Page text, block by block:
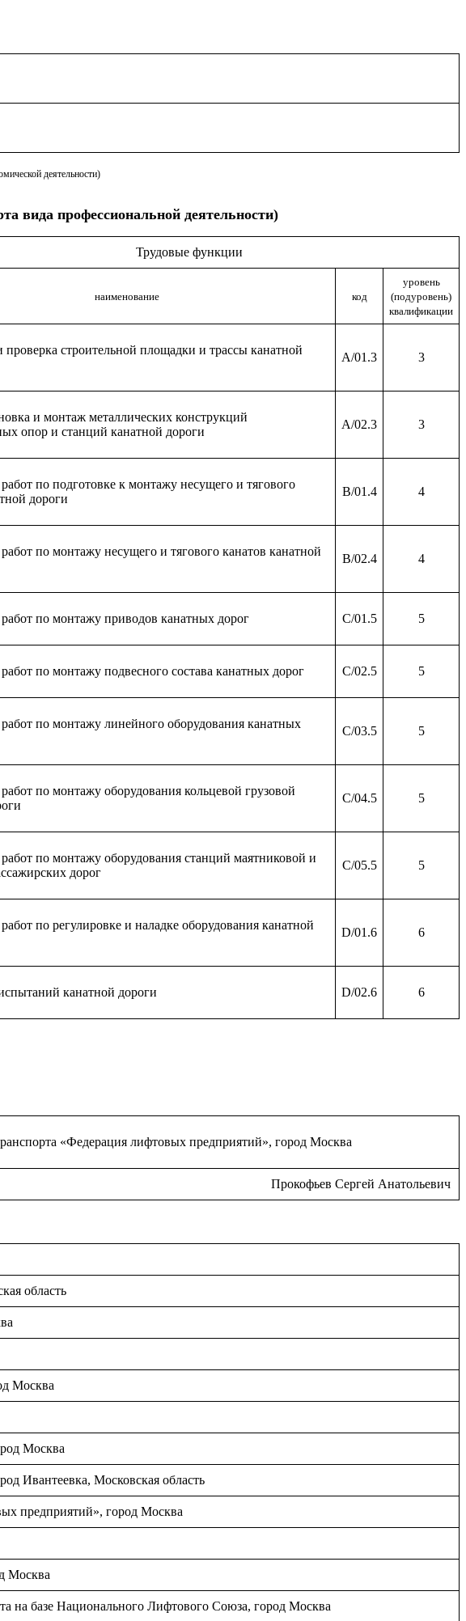
деятельности)
вида профессиональной деятельности)
Трудовые функции
наименование код
уровень
(подуровень)
квалификации
проверка строительной площадки и трассы канатной
A/01.3 3
и монтаж металлических конструкций
опор и станций канатной дороги
A/02.3 3
по подготовке к монтажу несущего и тягового
дороги
B/01.4 4
по монтажу несущего и тягового канатов канатной
B/02.4 4
по монтажу приводов канатных дорог C/01.5 5
по монтажу подвесного состава канатных дорог C/02.5 5
по монтажу линейного оборудования канатных
C/03.5 5
по монтажу оборудования кольцевой грузовой
C/04.5 5
по монтажу оборудования станций маятниковой и
дорог
C/05.5 5
по регулировке и наладке оборудования канатной
D/01.6 6
канатной дороги D/02.6 6
«Федерация лифтовых предприятий», город Москва
Прокофьев Сергей Анатольевич
область
Москва
Москва
Ивантеевка, Московская область
предприятий», город Москва
Москва
на базе Национального Лифтового Союза, город Москва